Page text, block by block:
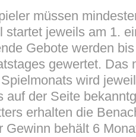
müssen
startet jeweils am 1.
Gebote werden
gewertet. Das
wird
auf der Seite
erhalten die
Gewinn behält 6